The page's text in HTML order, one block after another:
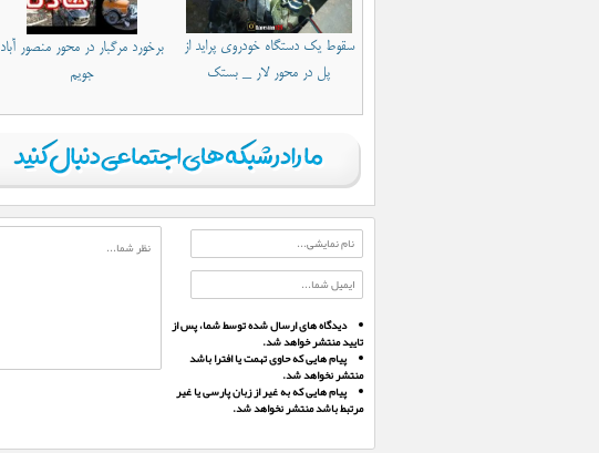
سقوط یک دستگاه خودروی پراید از
پل در محور لار _ بستک
برخورد مرگبار در محور منصور آباد
جویم
دیدگاه های ارسال شده توسط شما، پس از
تایید منتشر خواهد شد.
پیام هایی که حاوی تهمت یا افترا باشد
منتشر نخواهد شد.
پیام هایی که به غیر از زبان پارسی یا غیر
مرتبط باشد منتشر نخواهد شد.